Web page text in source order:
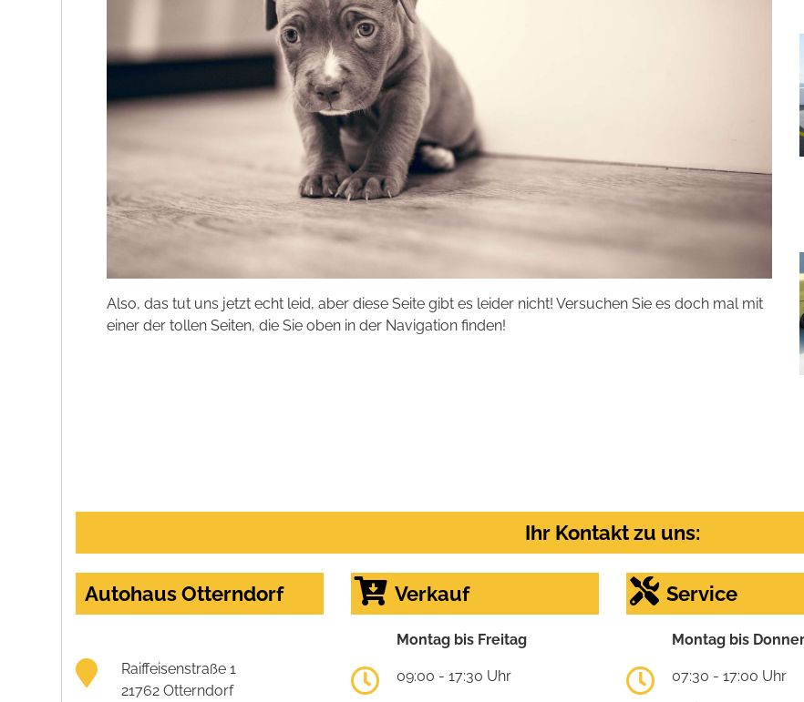
Also, das tut uns jetzt echt leid, aber diese Seite gibt es leider nicht! Versuchen Sie es doch mal mit
einer der tollen Seiten, die Sie oben in der Navigation finden!
Ihr Kontakt zu uns:
Autohaus Otterndorf
Raiffeisenstraße 1
21762 Otterndorf
Verkauf
Montag bis Freitag
09:00 - 17:30 Uhr
Service
Montag bis
07:30 - 17:00 Uhr